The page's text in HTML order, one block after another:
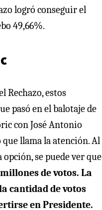
logró conseguir el
49,66%.
Rechazo, estos
pasó en el balotaje de
con José Antonio
llama la atención. Al
se puede ver que
de votos. La
cantidad de votos
en Presidente.